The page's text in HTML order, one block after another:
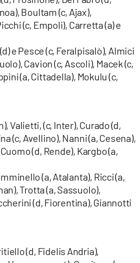
Boultam (c, Ajax),
(c, Empoli), Carretta (a) e
e Pesce (c, Feralpisalò), Almici
Cavion (c, Ascoli), Macek (c,
(a, Cittadella), Mokulu (c,
Valietti, (c, Inter), Curado (d,
(c, Avellino), Nanni (a, Cesena),
(d, Rende), Kargbo (a,
(a, Atalanta), Ricci (a,
Trotta (a, Sassuolo),
(d, Fiorentina), Giannotti
(d, Fidelis Andria),